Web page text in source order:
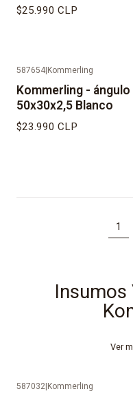
$25.990 CLP
587654 Kommerling
Kommerling - ángulo
50x30x2,5 Blanco
$23.990 CLP
1
Insumos
Ver
587032|Kommerling